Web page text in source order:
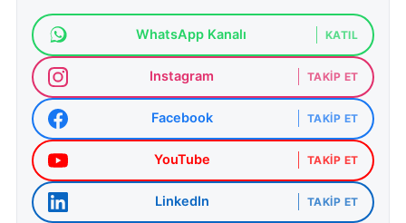
WhatsApp Kanalı KATIL
Instagram TAKIP ET
Facebook TAKIP ET
YouTube TAKIP ET
LinkedIn TAKIP ET